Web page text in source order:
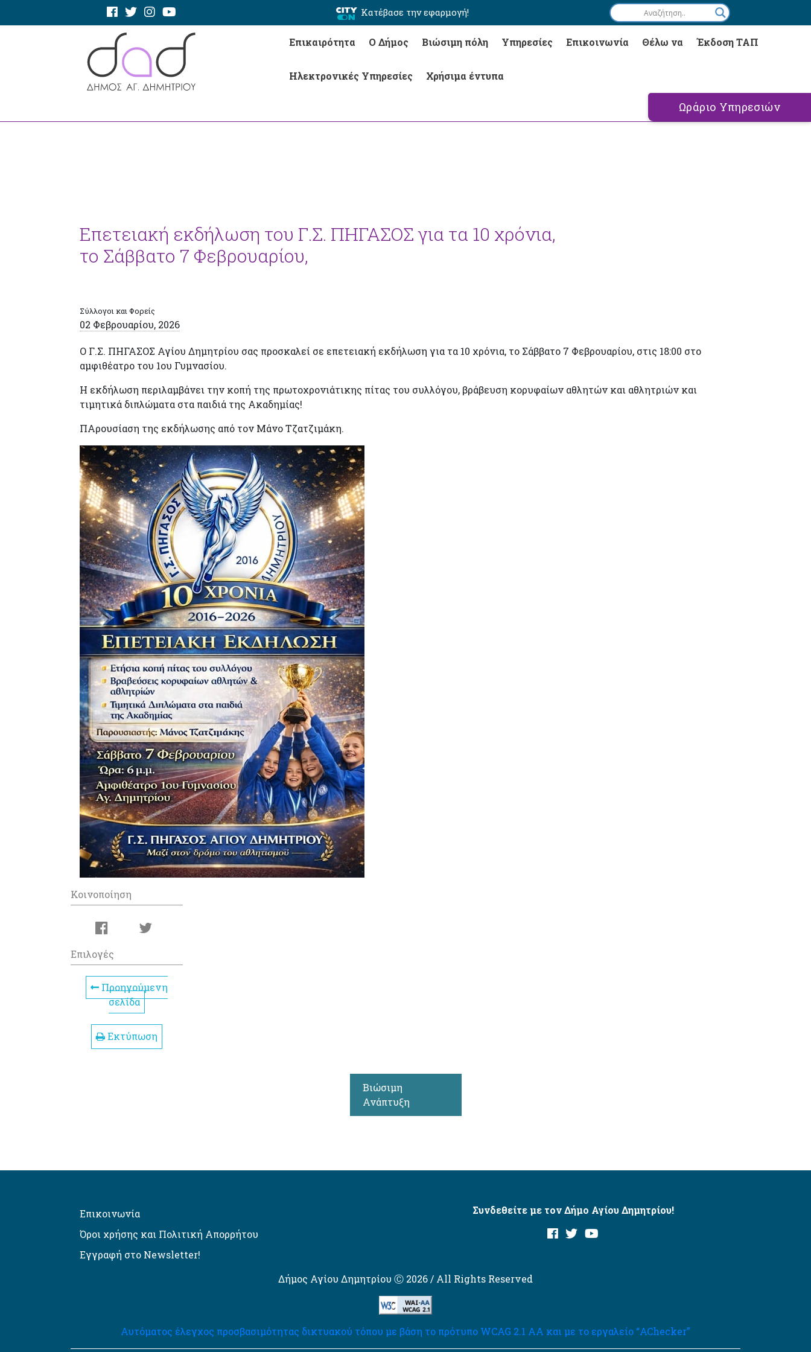
Κατέβασε την εφαρμογή!
Επικαιρότητα Ο Δήμος Βιώσιμη πόλη Υπηρεσίες Επικοινωνία Θέλω να Έκδοση ΤΑΠ
Ηλεκτρονικές Υπηρεσίες Χρήσιμα έντυπα
Ωράριο Υπηρεσιών
Επετειακή εκδήλωση του Γ.Σ. ΠΗΓΑΣΟΣ για τα 10 χρόνια,
το Σάββατο 7 Φεβρουαρίου,
Σύλλογοι και Φορείς
02 Φεβρουαρίου, 2026
Ο Γ.Σ. ΠΗΓΑΣΟΣ Αγίου Δημητρίου σας προσκαλεί σε επετειακή εκδήλωση για τα 10 χρόνια, το Σάββατο 7 Φεβρουαρίου, στις 18:00 στο
αμφιθέατρο του 1ου Γυμνασίου.
Η εκδήλωση περιλαμβάνει την κοπή της πρωτοχρονιάτικης πίτας του συλλόγου, βράβευση κορυφαίων αθλητών και αθλητριών και
τιμητικά διπλώματα στα παιδιά της Ακαδημίας!
ΠΑρουσίαση της εκδήλωσης από τον Μάνο Τζατζιμάκη.
Κοινοποίηση
Επιλογές
Προηγούμενη
σελίδα
Εκτύπωση
Βιώσιμη
Ανάπτυξη
Επικοινωνία
Όροι χρήσης και Πολιτική Απορρήτου
Εγγραφή στο Newsletter!
Συνδεθείτε με τον Δήμο Αγίου Δημητρίου!
Δήμος Αγίου Δημητρίου Ⓒ 2026 / All Rights Reserved
Αυτόματος έλεγχος προσβασιμότητας δικτυακού τόπου με βάση το πρότυπο WCAG 2.1 AA και με το εργαλείο “AChecker”